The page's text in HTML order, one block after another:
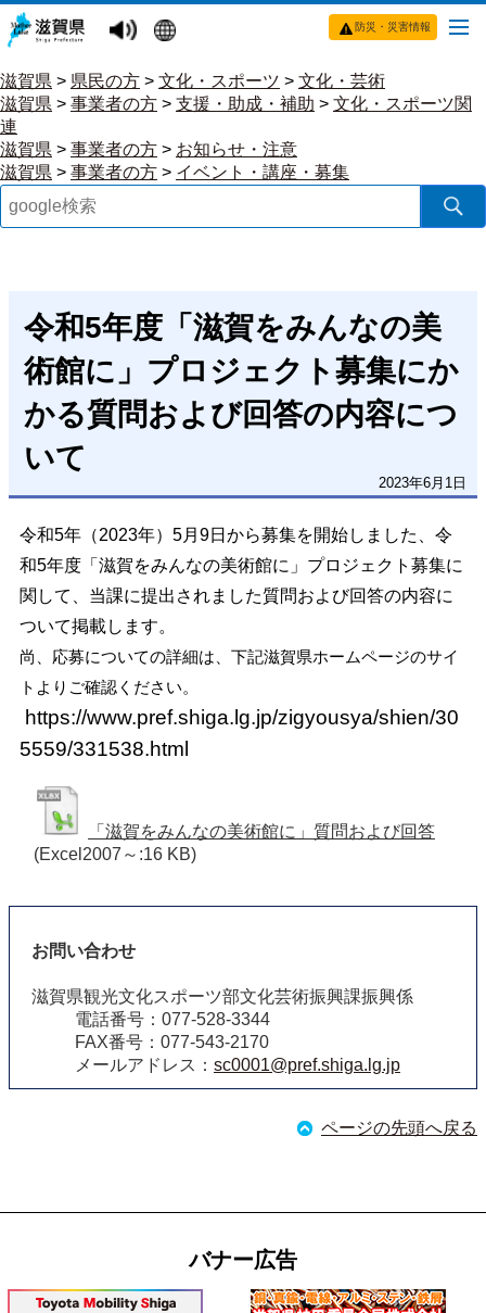
防災・災害情報
滋賀県 > 県民の方 > 文化・スポーツ > 文化・芸術
滋賀県 > 事業者の方 > 支援・助成・補助 > 文化・スポーツ関
連
滋賀県 > 事業者の方 > お知らせ・注意
滋賀県 > 事業者の方 > イベント・講座・募集
令和5年度「滋賀をみんなの美
術館に」プロジェクト募集にか
かる質問および回答の内容につ
いて
2023年6月1日
令和5年（2023年）5月9日から募集を開始しました、令
和5年度「滋賀をみんなの美術館に」プロジェクト募集に
関して、当課に提出されました質問および回答の内容に
ついて掲載します。
尚、応募についての詳細は、下記滋賀県ホームページのサイ
トよりご確認ください。
https://www.pref.shiga.lg.jp/zigyousya/shien/30
5559/331538.html
「滋賀をみんなの美術館に」質問および回答
(Excel2007～:16 KB)
お問い合わせ
滋賀県観光文化スポーツ部文化芸術振興課振興係
電話番号：077-528-3344
FAX番号：077-543-2170
メールアドレス： sc0001@pref.shiga.lg.jp
ページの先頭へ戻る
バナー広告